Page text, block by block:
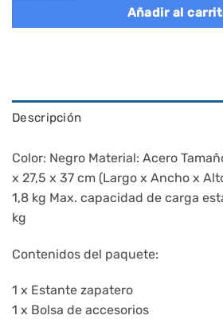
Añadir al
Descripción
Color: Negro Material: Acero
x 27,5 x 37 cm (Largo x Ancho x
1,8 kg Max. capacidad de carga
kg
Contenidos del paquete:
1 x Estante zapatero
1 x Bolsa de accesorios